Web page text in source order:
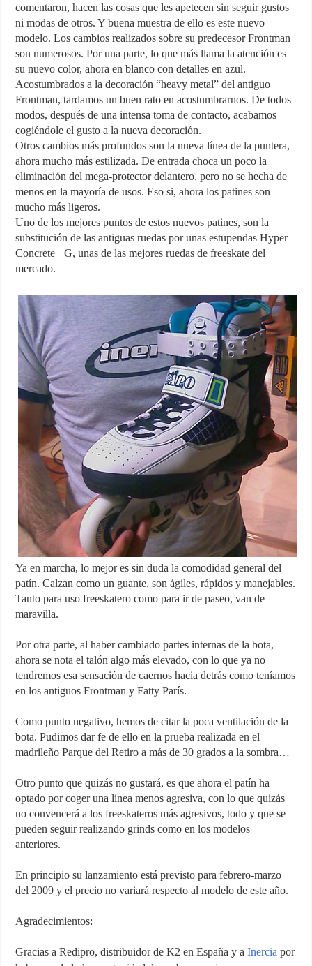
comentaron, hacen las cosas que les apetecen sin seguir gustos
ni modas de otros. Y buena muestra de ello es este nuevo
modelo. Los cambios realizados sobre su predecesor Frontman
son numerosos. Por una parte, lo que más llama la atención es
su nuevo color, ahora en blanco con detalles en azul.
Acostumbrados a la decoración “heavy metal” del antiguo
Frontman, tardamos un buen rato en acostumbrarnos. De todos
modos, después de una intensa toma de contacto, acabamos
cogiéndole el gusto a la nueva decoración.
Otros cambios más profundos son la nueva línea de la puntera,
ahora mucho más estilizada. De entrada choca un poco la
eliminación del mega-protector delantero, pero no se hecha de
menos en la mayoría de usos. Eso si, ahora los patines son
mucho más ligeros.
Uno de los mejores puntos de estos nuevos patines, son la
substitución de las antiguas ruedas por unas estupendas Hyper
Concrete +G, unas de las mejores ruedas de freeskate del
mercado.
Ya en marcha, lo mejor es sin duda la comodidad general del
patín. Calzan como un guante, son ágiles, rápidos y manejables.
Tanto para uso freeskatero como para ir de paseo, van de
maravilla.
Por otra parte, al haber cambiado partes internas de la bota,
ahora se nota el talón algo más elevado, con lo que ya no
tendremos esa sensación de caernos hacia detrás como teníamos
en los antiguos Frontman y Fatty París.
Como punto negativo, hemos de citar la poca ventilación de la
bota. Pudimos dar fe de ello en la prueba realizada en el
madrileño Parque del Retiro a más de 30 grados a la sombra…
Otro punto que quizás no gustará, es que ahora el patín ha
optado por coger una línea menos agresiva, con lo que quizás
no convencerá a los freeskateros más agresivos, todo y que se
pueden seguir realizando grinds como en los modelos
anteriores.
En principio su lanzamiento está previsto para febrero-marzo
del 2009 y el precio no variará respecto al modelo de este año.
Agradecimientos:
Gracias a Redipro, distribuidor de K2 en España y aInercia por